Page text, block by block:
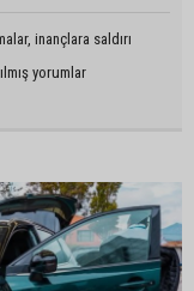
inançlara saldırı
yorumlar